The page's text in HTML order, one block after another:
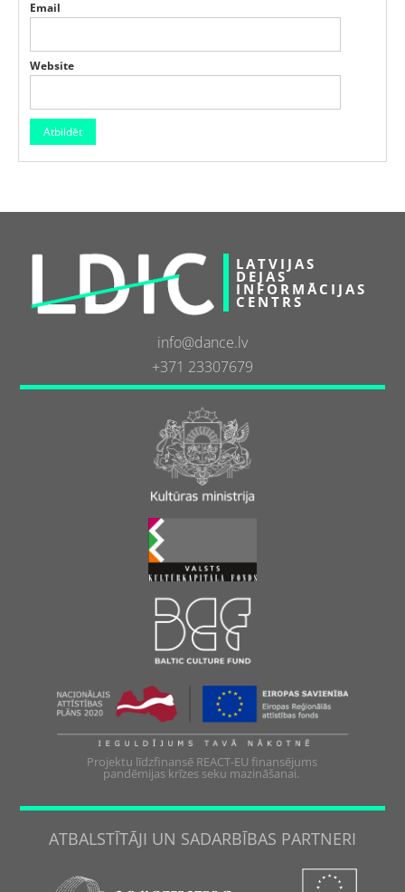
Email
Website
LATVIJAS
DEJAS
INFORMĀCIJAS
CENTRS
info@dance.lv
+371 23307679
Projektu līdzfinansē REACT-EU finansējums
pandēmijas krīzes seku mazināšanai.
ATBALSTĪTĀJI UN SADARBĪBAS PARTNERI